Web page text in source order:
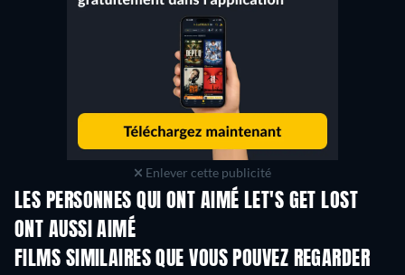
Enlever cette publicité
LES PERSONNES QUI ONT AIMÉ LET'S GET LOST
ONT AUSSI AIMÉ
FILMS SIMILAIRES QUE VOUS POUVEZ REGARDER